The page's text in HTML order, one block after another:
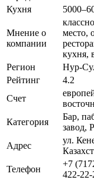
Кухня
Мнение о
компании
место,
кухня,
Регион
Нур-
Рейтинг
4.2
Счет
Категория
Бар,
завод,
Адрес
ул.
Телефон
+7
422-22-